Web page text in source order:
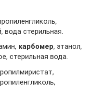
вода стерильная.
карбомер, этанол,
стерильная вода.